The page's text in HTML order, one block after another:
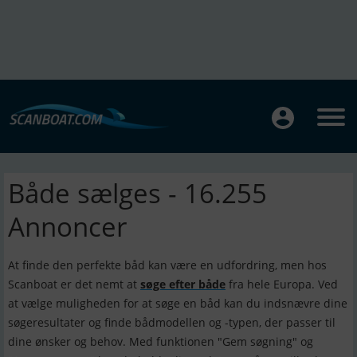
Både sælges - 16.255
Annoncer
At finde den perfekte båd kan være en udfordring, men hos
Scanboat er det nemt at søge efter både fra hele Europa. Ved
at vælge muligheden for at søge en båd kan du indsnævre dine
søgeresultater og finde bådmodellen og -typen, der passer til
dine ønsker og behov. Med funktionen "Gem søgning" og